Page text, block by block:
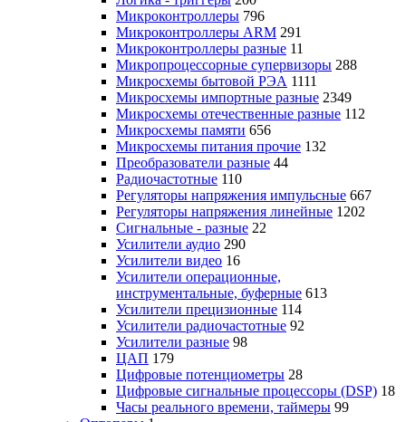
Микроконтроллеры 796
Микроконтроллеры ARM 291
Микроконтроллеры разные 11
Микропроцессорные супервизоры 288
Микросхемы бытовой РЭА 1111
Микросхемы импортные разные 2349
Микросхемы отечественные разные 112
Микросхемы памяти 656
Микросхемы питания прочие 132
Преобразователи разные 44
Радиочастотные 110
Регуляторы напряжения импульсные 667
Регуляторы напряжения линейные 1202
Сигнальные - разные 22
Усилители аудио 290
Усилители видео 16
Усилители операционные,
инструментальные, буферные 613
Усилители прецизионные 114
Усилители радиочастотные 92
Усилители разные 98
ЦАП 179
Цифровые потенциометры 28
Цифровые сигнальные процессоры (DSP) 18
Часы реального времени, таймеры 99